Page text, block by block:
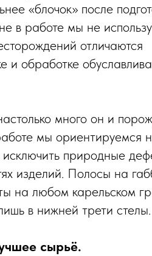
«блочок» после
в работе мы не
отличаются
и обработке
много он и
мы ориентируемся
исключить природные
изделий. Полосы на
на любом карельском
в нижней трети стелы.
сырьё.